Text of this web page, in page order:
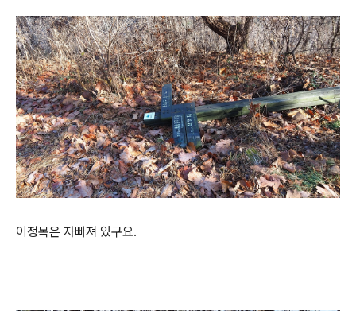
이정목은 자빠져 있구요.